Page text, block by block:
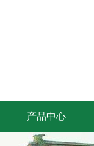
产品中心